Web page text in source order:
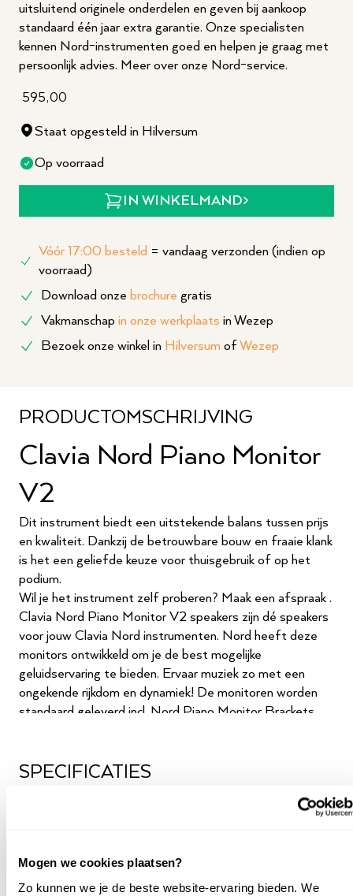
Mogen we cookies plaatsen?
Zo kunnen we je de beste website-ervaring bieden. We
uitsluitend originele onderdelen en geven bij aankoop
standaard één jaar extra garantie. Onze specialisten
kennen Nord-instrumenten goed en helpen je graag met
persoonlijk advies. Meer over onze Nord-service.
595,00
Staat opgesteld in Hilversum
Op voorraad
IN WINKELMAND
Vóór 17:00 besteld = vandaag verzonden (indien op
voorraad)
Download onze brochure gratis
Vakmanschap in onze werkplaats in Wezep
Bezoek onze winkel in Hilversum of Wezep
PRODUCTOMSCHRIJVING
Clavia Nord Piano Monitor
V2
Dit instrument biedt een uitstekende balans tussen prijs
en kwaliteit. Dankzij de betrouwbare bouw en fraaie klank
is het een geliefde keuze voor thuisgebruik of op het
podium.
Wil je het instrument zelf proberen? Maak een afspraak .
Clavia Nord Piano Monitor V2 speakers zijn dé speakers
voor jouw Clavia Nord instrumenten. Nord heeft deze
monitors ontwikkeld om je de best mogelijke
geluidservaring te bieden. Ervaar muziek zo met een
ongekende rijkdom en dynamiek! De monitoren worden
standaard geleverd incl. Nord Piano Monitor Brackets.
de best mogelijke muziekbeleving.
SPECIFICATIES
Nord Piano Monitor V2
Geschikt voor